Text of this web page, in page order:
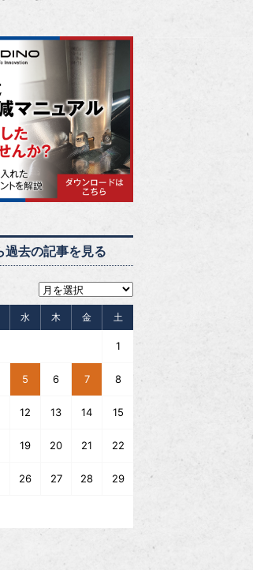
過去の記事を見る
水 木 金 土
1
5 6 7 8
12 13 14 15
19 20 21 22
26 27 28 29